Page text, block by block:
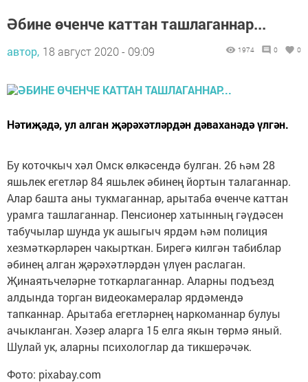
Әбине өченче каттан ташлаганнар...
автор, 18 август 2020 - 09:09 1974 0 0
Нәтиҗәдә, ул алган җәрәхәтләрдән дәваханәдә үлгән.
Бу коточкыч хәл Омск өлкәсендә булган. 26 һәм 28
яшьлек егетләр 84 яшьлек әбинең йортын талаганнар.
Алар башта аны тукмаганнар, арытаба өченче каттан
урамга ташлаганнар. Пенсионер хатынның гәүдәсен
табучылар шунда ук ашыгыч ярдәм һәм полиция
хезмәткәрләрен чакырткан. Бирегә килгән табиблар
әбинең алган җәрәхәтләрдән үлүен раслаган.
Җинаятьчеләрне тоткарлаганнар. Аларны подъезд
алдында торган видеокамералар ярдәмендә
тапканнар. Арытаба егетләрнең наркоманнар булуы
ачыкланган. Хәзер аларга 15 елга якын төрмә яный.
Шулай ук, аларны психологлар да тикшерәчәк.
Фото: pixabay.com